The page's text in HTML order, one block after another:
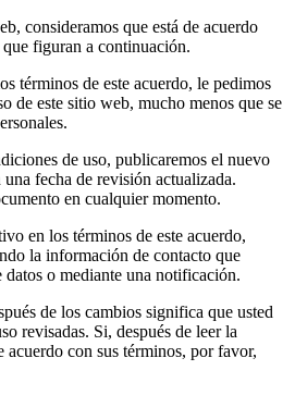
consideramos que está de acuerdo
figuran a continuación.
términos de este acuerdo, le pedimos
de este sitio web, mucho menos que se
de uso, publicaremos el nuevo
fecha de revisión actualizada.
en cualquier momento.
en los términos de este acuerdo,
la información de contacto que
datos o mediante una notificación.
de los cambios significa que usted
revisadas. Si, después de leer la
acuerdo con sus términos, por favor,